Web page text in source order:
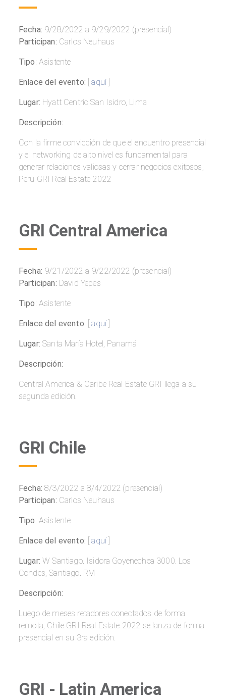
Fecha: 9/28/2022 a 9/29/2022 (presencial)
Participan: Carlos Neuhaus
Tipo: Asistente
Enlace del evento: [aquí
Lugar: Hyatt Centric San Isidro, Lima
Descripción:
Con la firme convicción de que el encuentro presencial
y el networking de alto nivel es fundamental para
generar relaciones valiosas y cerrar negocios exitosos,
Peru GRI Real Estate 2022
GRI Central America
Fecha: 9/21/2022 a 9/22/2022 (presencial)
Participan: David Yepes
Tipo: Asistente
Enlace del evento: [aquí
Lugar:Santa María Hotel, Panamá
Descripción:
Central America & Caribe Real Estate GRI llega a su
segunda edición.
GRI Chile
Fecha: 8/3/2022 a 8/4/2022 (presencial)
Participan: Carlos Neuhaus
Tipo: Asistente
Enlace del evento: [aquí
Lugar:W Santiago. Isidora Goyenechea 3000. Los
Condes, Santiago. RM
Descripción:
Luego de meses retadores conectados de forma
remota, Chile GRI Real Estate 2022 se lanza de forma
presencial en su 3ra edición.
GRI - Latin America